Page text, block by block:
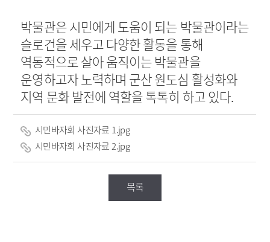
박물관은 시민에게 도움이 되는 박물관이라는
슬로건을 세우고 다양한 활동을 통해
역동적으로 살아 움직이는 박물관을
운영하고자 노력하며 군산 원도심 활성화와
지역 문화 발전에 역할을 톡톡히 하고 있다.
시민바자회 사진자료 1.jpg
시민바자회 사진자료 2.jpg
목록